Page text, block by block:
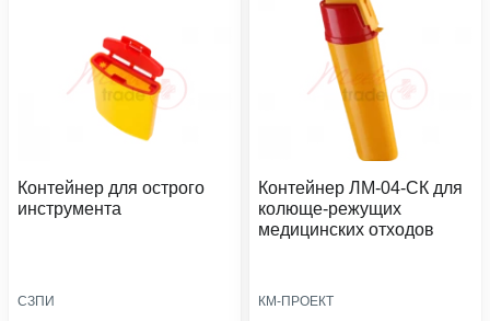
Контейнер для острого
инструмента
СЗПИ
Контейнер ЛМ-04-СК для
колюще-режущих
медицинских отходов
КМ-ПРОЕКТ